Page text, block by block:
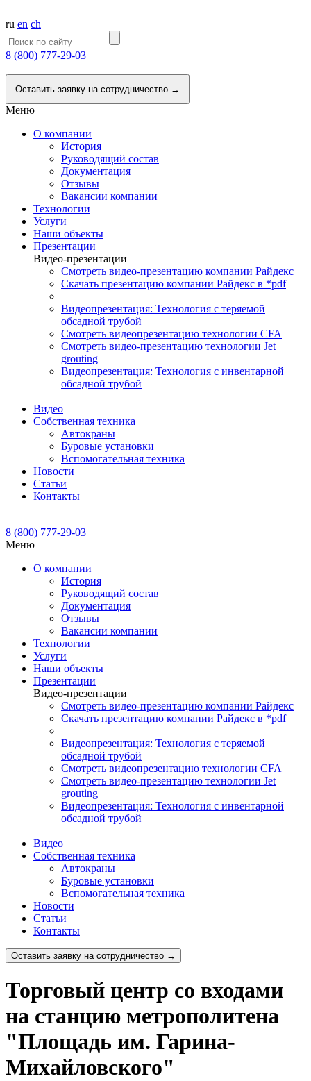
ru en ch
8 (800) 777-29-03
Оставить заявку на сотрудничество →
Меню
О компании
История
Руководящий состав
Документация
Отзывы
Вакансии компании
Технологии
Услуги
Наши объекты
Презентации
Видео-презентации
Смотреть видео-презентацию компании Райдекс
Скачать презентацию компании Райдекс в *pdf
Видеопрезентация: Технология с теряемой
обсадной трубой
Смотреть видеопрезентацию технологии CFA
Смотреть видео-презентацию технологии Jet
grouting
Видеопрезентация: Технология с инвентарной
обсадной трубой
Видео
Собственная техника
Автокраны
Буровые установки
Вспомогательная техника
Новости
Статьи
Контакты
8 (800) 777-29-03
Меню
О компании
История
Руководящий состав
Документация
Отзывы
Вакансии компании
Технологии
Услуги
Наши объекты
Презентации
Видео-презентации
Смотреть видео-презентацию компании Райдекс
Скачать презентацию компании Райдекс в *pdf
Видеопрезентация: Технология с теряемой
обсадной трубой
Смотреть видеопрезентацию технологии CFA
Смотреть видео-презентацию технологии Jet
grouting
Видеопрезентация: Технология с инвентарной
обсадной трубой
Видео
Собственная техника
Автокраны
Буровые установки
Вспомогательная техника
Новости
Статьи
Контакты
Оставить заявку на сотрудничество →
Торговый центр со входами
на станцию метрополитена
"Площадь им. Гарина-
Михайловского"